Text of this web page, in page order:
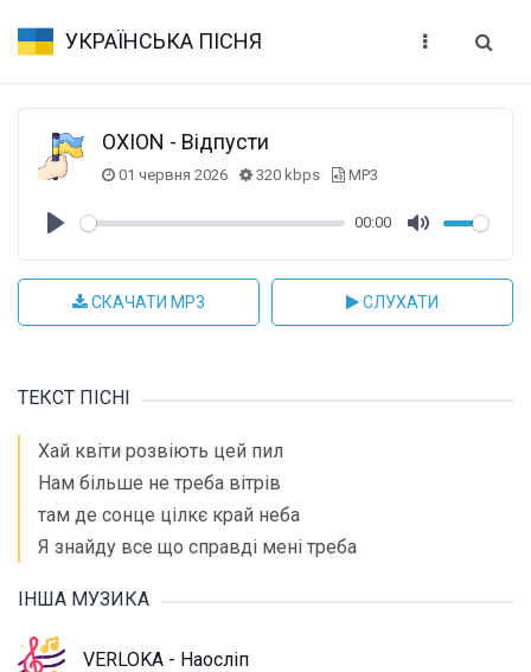
УКРАЇНСЬКА ПІСНЯ
OXION - Відпусти
01 червня 2026 320 kbps MP3
00:00
СКАЧАТИ MP3 СЛУХАТИ
ТЕКСТ ПІСНІ
Хай квіти розвіють цей пил
Нам більше не треба вітрів
там де сонце цілкє край неба
Я знайду все що справді мені треба
ІНША МУЗИКА
VERLOKA - Наосліп